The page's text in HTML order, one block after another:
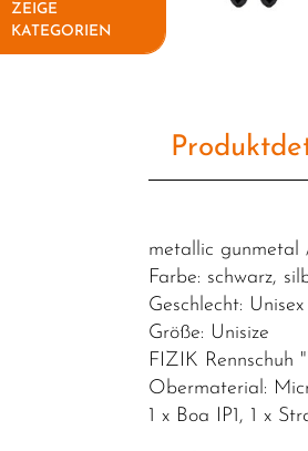
ZEIGE
KATEGORIEN
metallic gunmetal
Farbe: schwarz,
Geschlecht: Unisex
Größe: Unisize
FIZIK Rennschuh
Obermaterial:
1 x Boa IP1, 1 x